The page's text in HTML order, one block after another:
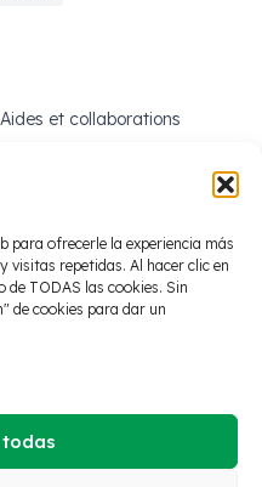
para ofrecerle la experiencia más
visitas repetidas. Al hacer clic en
TODAS las cookies. Sin
de cookies para dar un
Aides et collaborations
Produits phytosanitaires
Zéro déchet
confidentialité
sociaux · Politique qualité